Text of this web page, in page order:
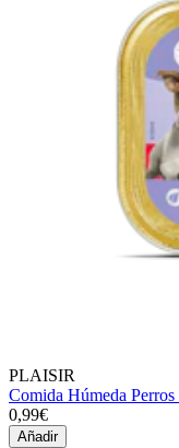
PLAISIR
Comida Húmeda
0,99€
Añadir